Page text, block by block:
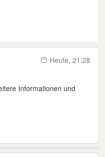
Heute, 21:28
Informationen und